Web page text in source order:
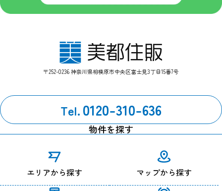
〒252-0236 神奈川県相模原市中央区富士見3丁目15番7号
Tel. 0120-310-636
物件を探す
エリアから探す マップから探す